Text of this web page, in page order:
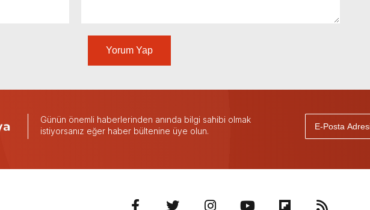
Yorum Yap
Günün önemli haberlerinden anında bilgi sahibi olmak
istiyorsanız eğer haber bültenine üye olun.